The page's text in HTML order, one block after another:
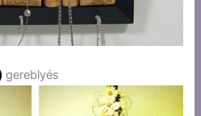
gereblyés